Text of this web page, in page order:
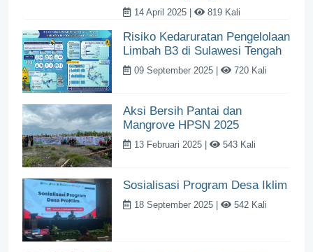
14 April 2025 | 819 Kali
Risiko Kedaruratan Pengelolaan
Limbah B3 di Sulawesi Tengah
09 September 2025 | 720 Kali
Aksi Bersih Pantai dan
Mangrove HPSN 2025
13 Februari 2025 | 543 Kali
Sosialisasi Program Desa Iklim
18 September 2025 | 542 Kali